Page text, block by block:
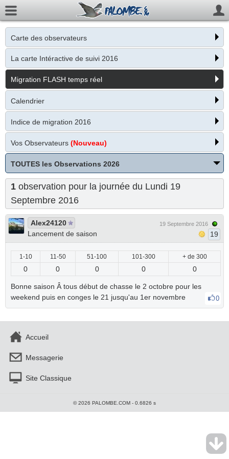
Carte des observateurs
La carte Intéractive de suivi 2016
Migration FLASH temps réel
Calendrier
Indice de migration 2016
Vos Observateurs (Nouveau)
TOUTES les Observations 2026
1 observation pour la journée du Lundi 19
Septembre 2016
Alex24120
Lancement de saison
19 Septembre 2016
19
1-10 11-50 51-100 101-300 + de 300
0 0 0 0 0
Bonne saison Â tous début de chasse le 2 octobre pour les
weekend puis en conges le 21 jusqu'au 1er novembre
0
Accueil
Messagerie
Site Classique
© 2026 PALOMBE.COM - 0.6826 s